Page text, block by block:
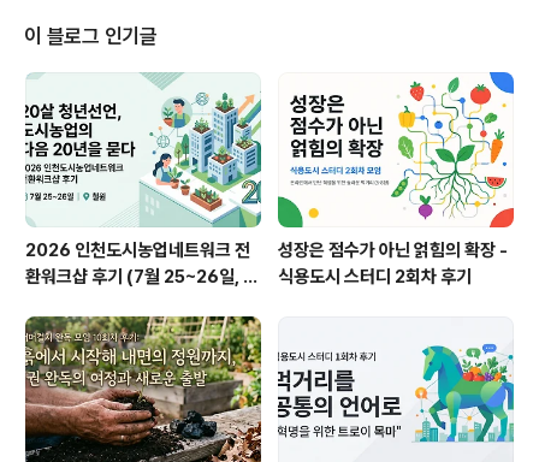
김경숙 김미애 김미애 김미정 김미혜(생태텃밭협) 김보혜
김안나 김연숙 김지영 김지웅 김진덕 김진선 김진옥 김태
분 김현미 남동도시농업네트워크 노동근 대작영농조합법
인 류부영 문경애 박숙현 박인재 박해균 박현자 복선희 비
츠로넥스텍 사단법인 인천여성회 서울도시농업시민협의회
선봉순 손보경 스.배.자 신규철 신영옥 심영보 오미화 오송
원..
이 블로그 인기글
2026 인천도시농업네트워크 전
환워크샵 후기 (7월 25~26일, 철
성장은 점수가 아닌 얽힘의 확장 -
식용도시 스터디 2회차 후기